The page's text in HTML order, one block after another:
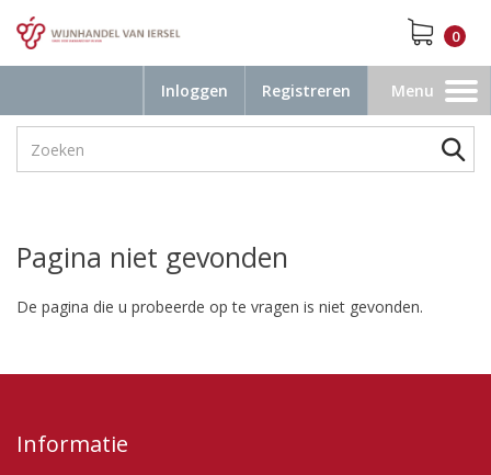
0
Inloggen Registreren
Toggle
navigation
Menu
Pagina niet gevonden
De pagina die u probeerde op te vragen is niet gevonden.
Informatie